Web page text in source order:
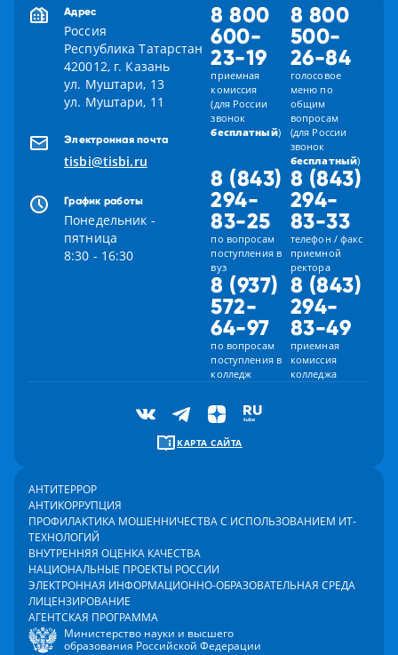
Адрес
Россия
Республика Татарстан
420012, г. Казань
ул. Муштари, 13
ул. Муштари, 11
Электронная почта
tisbi@tisbi.ru
График работы
Понедельник -
пятница
8:30 - 16:30
8 800
600-
23-19
приемная
комиссия
(для России
звонок
бесплатный)
8 800
500-
26-84
голосовое
меню по
общим
вопросам
(для России
звонок
бесплатный)
8 (843)
294-
83-25
по вопросам
поступления в
вуз
8 (843)
294-
83-33
телефон / факс
приемной
ректора
8 (937)
572-
64-97
по вопросам
поступления в
колледж
8 (843)
294-
83-49
приемная
комиссия
колледжа
КАРТА САЙТА
АНТИТЕРРОР
АНТИКОРРУПЦИЯ
ПРОФИЛАКТИКА МОШЕННИЧЕСТВА С ИСПОЛЬЗОВАНИЕМ ИТ-
ТЕХНОЛОГИЙ
ВНУТРЕННЯЯ ОЦЕНКА КАЧЕСТВА
НАЦИОНАЛЬНЫЕ ПРОЕКТЫ РОССИИ
ЭЛЕКТРОННАЯ ИНФОРМАЦИОННО-ОБРАЗОВАТЕЛЬНАЯ СРЕДА
ЛИЦЕНЗИРОВАНИЕ
АГЕНТСКАЯ ПРОГРАММА
Министерство науки и высшего
образования Российской Федерации